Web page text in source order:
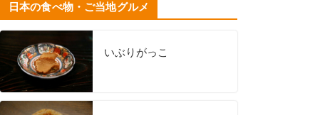
日本の食べ物・ご当地グルメ
いぶりがっこ